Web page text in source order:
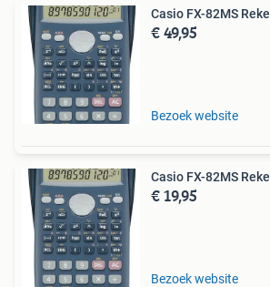
Casio FX-82MS
€ 49,95
Bezoek website
Casio FX-82MS
€ 19,95
Bezoek website